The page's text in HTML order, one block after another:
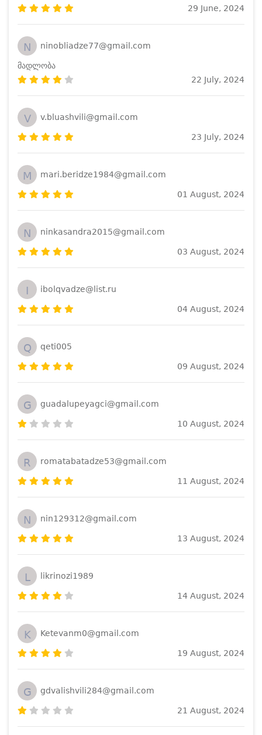
29 June, 2024
N ninobliadze77@gmail.com
მადლობა
22 July, 2024
V v.bluashvili@gmail.com
23 July, 2024
M mari.beridze1984@gmail.com
01 August, 2024
N ninkasandra2015@gmail.com
03 August, 2024
I ibolqvadze@list.ru
04 August, 2024
Q qeti005
09 August, 2024
G guadalupeyagci@gmail.com
10 August, 2024
R romatabatadze53@gmail.com
11 August, 2024
N nin129312@gmail.com
13 August, 2024
L likrinozi1989
14 August, 2024
K Ketevanm0@gmail.com
19 August, 2024
G gdvalishvili284@gmail.com
21 August, 2024